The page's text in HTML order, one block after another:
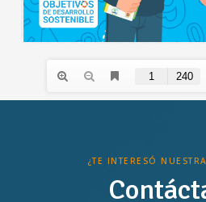
¿TE INTERESÓ